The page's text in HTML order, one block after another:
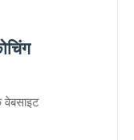
वेबसाइट